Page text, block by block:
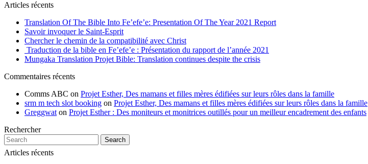
Articles récents
Translation Of The Bible Into Fe’efe’e: Presentation Of The Year 2021 Report
Savoir invoquer le Saint-Esprit
Chercher le chemin de la compatibilité avec Christ
Traduction de la bible en Fe’efe’e : Présentation du rapport de l’année 2021
Mungaka Translation Projet Bible: Translation continues despite the crisis
Commentaires récents
Comms ABC on Projet Esther, Des mamans et filles mères édifiées sur leurs rôles dans la famille
srm m tech slot booking on Projet Esther, Des mamans et filles mères édifiées sur leurs rôles dans la famille
Greggwat on Projet Esther : Des moniteurs et monitrices outillés pour un meilleur encadrement des enfants
Rechercher
Search
Articles récents